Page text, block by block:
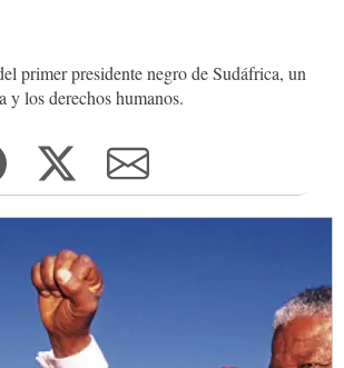
primer presidente negro de Sudáfrica, un
y los derechos humanos.